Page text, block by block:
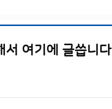
서 여기에 글씁니다